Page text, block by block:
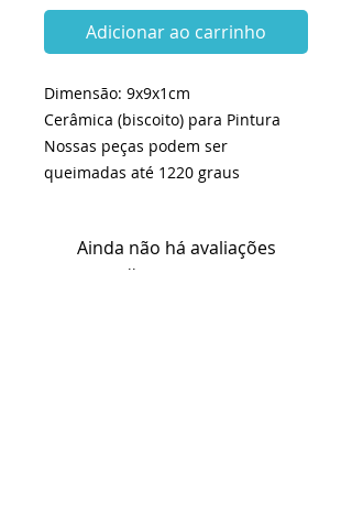
Adicionar ao carrinho
Dimensão: 9x9x1cm
Cerâmica (biscoito) para Pintura
Nossas peças podem ser
queimadas até 1220 graus
Ainda não há avaliações
Compartilhe sua opinião. Seja o